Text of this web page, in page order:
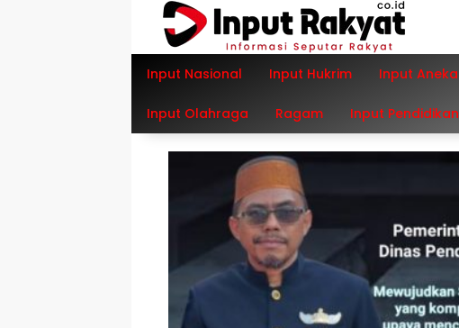
Input Nasional Input Hukrim Input Aneka
Input Olahraga Ragam Input Pendidikan